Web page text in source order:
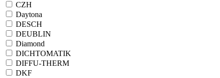
CZH
Daytona
DESCH
DEUBLIN
Diamond
DICHTOMATIK
DIFFU-THERM
DKF